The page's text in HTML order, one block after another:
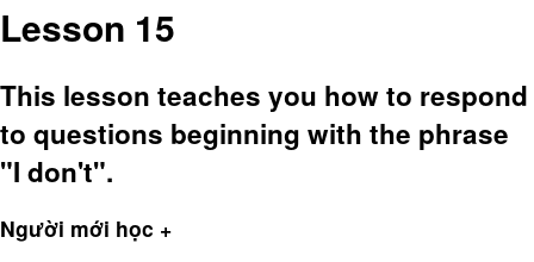
Lesson 15
This lesson teaches you how to respond
to questions beginning with the phrase
"I don't".
Người mới học +